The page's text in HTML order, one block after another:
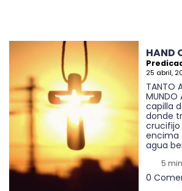
HAND
25 abril,
TANTO
capilla
donde
encima
agua
5
0